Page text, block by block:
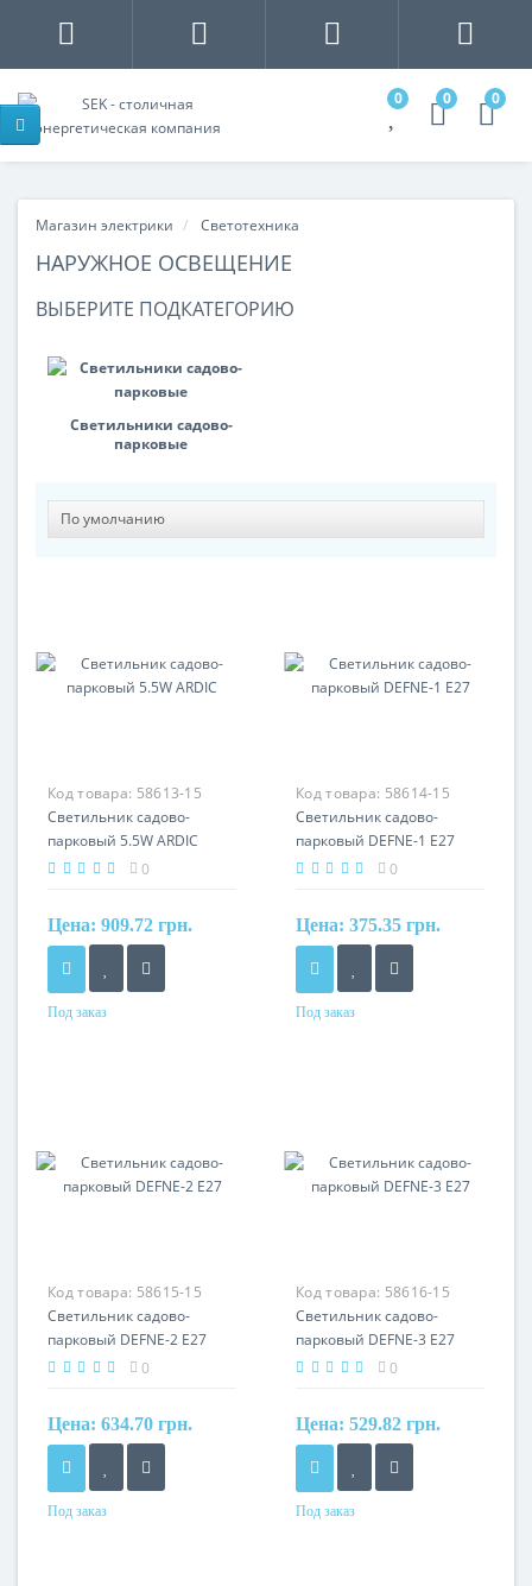
0 0 0
Магазин электрики Светотехника
НАРУЖНОЕ ОСВЕЩЕНИЕ
ВЫБЕРИТЕ ПОДКАТЕГОРИЮ
Светильники садово-
парковые
Код товара: 58613-15
Светильник садово-
парковый 5.5W ARDIC
0
Цена: 909.72 грн.
Под заказ
Код товара: 58614-15
Светильник садово-
парковый DEFNE-1 Е27
0
Цена: 375.35 грн.
Под заказ
Код товара: 58615-15
Светильник садово-
парковый DEFNE-2 Е27
0
Цена: 634.70 грн.
Под заказ
Код товара: 58616-15
Светильник садово-
парковый DEFNE-3 Е27
0
Цена: 529.82 грн.
Под заказ